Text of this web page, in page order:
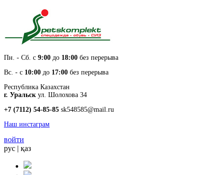
Пн. - Cб. с 9:00 до 18:00 без перерыва
Вс. - с 10:00 до 17:00 без перерыва
Республика Казахстан
г. Уральск ул. Шолохова 34
+7 (7112) 54-85-85 sk548585@mail.ru
Наш инстаграм
войти
рус | қаз